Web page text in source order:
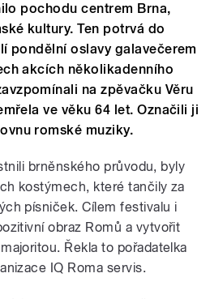
pochodu centrem Brna,
kultury. Ten potrvá do
pondělní oslavy galavečerem
akcích několikadenního
na zpěvačku Věru
ve věku 64 let. Označili ji
romské muziky.
brněnského průvodu, byly
kostýmech, které tančily za
písniček. Cílem festivalu i
obraz Romů a vytvořit
Řekla to pořadatelka
IQ Roma servis.